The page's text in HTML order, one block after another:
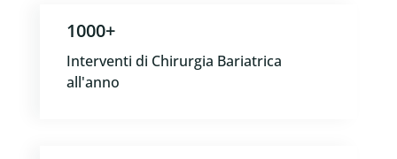
1000+
Interventi di Chirurgia Bariatrica
all'anno